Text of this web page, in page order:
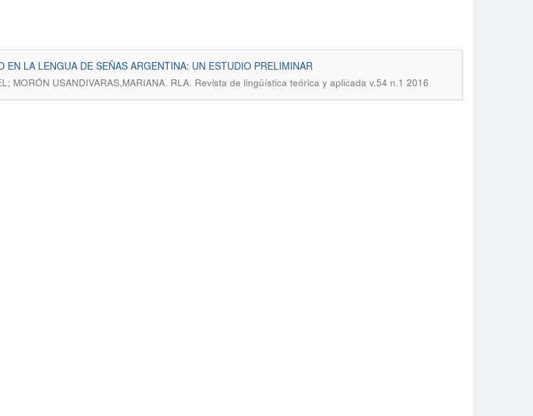
EN LA LENGUA DE SEÑAS ARGENTINA: UN ESTUDIO PRELIMINAR
MORÓN USANDIVARAS,MARIANA. RLA. Revista de lingüística teórica y aplicada v.54 n.1 2016